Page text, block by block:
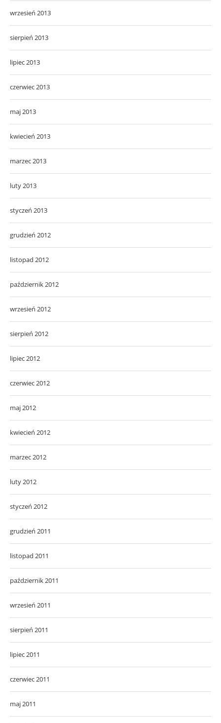
wrzesień 2013
sierpień 2013
lipiec 2013
czerwiec 2013
maj 2013
kwiecień 2013
marzec 2013
luty 2013
styczeń 2013
grudzień 2012
listopad 2012
październik 2012
wrzesień 2012
sierpień 2012
lipiec 2012
czerwiec 2012
maj 2012
kwiecień 2012
marzec 2012
luty 2012
styczeń 2012
grudzień 2011
listopad 2011
październik 2011
wrzesień 2011
sierpień 2011
lipiec 2011
czerwiec 2011
maj 2011